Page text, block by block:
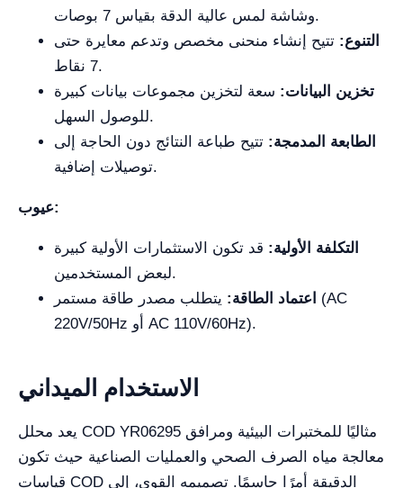
وشاشة لمس عالية الدقة بقياس 7 بوصات.
التنوع: تتيح إنشاء منحنى مخصص وتدعم معايرة حتى
7 نقاط.
تخزين البيانات: سعة لتخزين مجموعات بيانات كبيرة
للوصول السهل.
الطابعة المدمجة: تتيح طباعة النتائج دون الحاجة إلى
توصيلات إضافية.
عيوب:
التكلفة الأولية: قد تكون الاستثمارات الأولية كبيرة
لبعض المستخدمين.
اعتماد الطاقة: يتطلب مصدر طاقة مستمر (AC
220V/50Hz أو AC 110V/60Hz).
الاستخدام الميداني
يعد محلل COD YR06295 مثاليًا للمختبرات البيئية ومرافق
معالجة مياه الصرف الصحي والعمليات الصناعية حيث تكون
قياسات COD الدقيقة أمرًا حاسمًا. تصميمه القوي، إلى